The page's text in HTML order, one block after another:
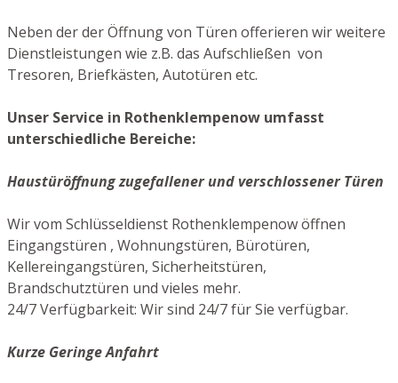
Neben der der Öffnung von Türen offerieren wir weitere
Dienstleistungen wie z.B. das Aufschließen von
Tresoren, Briefkästen, Autotüren etc.
Unser Service in Rothenklempenow umfasst
unterschiedliche Bereiche:
Haustüröffnung zugefallener und verschlossener Türen
Wir vom Schlüsseldienst Rothenklempenow öffnen
Eingangstüren , Wohnungstüren, Bürotüren,
Kellereingangstüren, Sicherheitstüren,
Brandschutztüren und vieles mehr.
24/7 Verfügbarkeit: Wir sind 24/7 für Sie verfügbar.
Kurze Geringe Anfahrt